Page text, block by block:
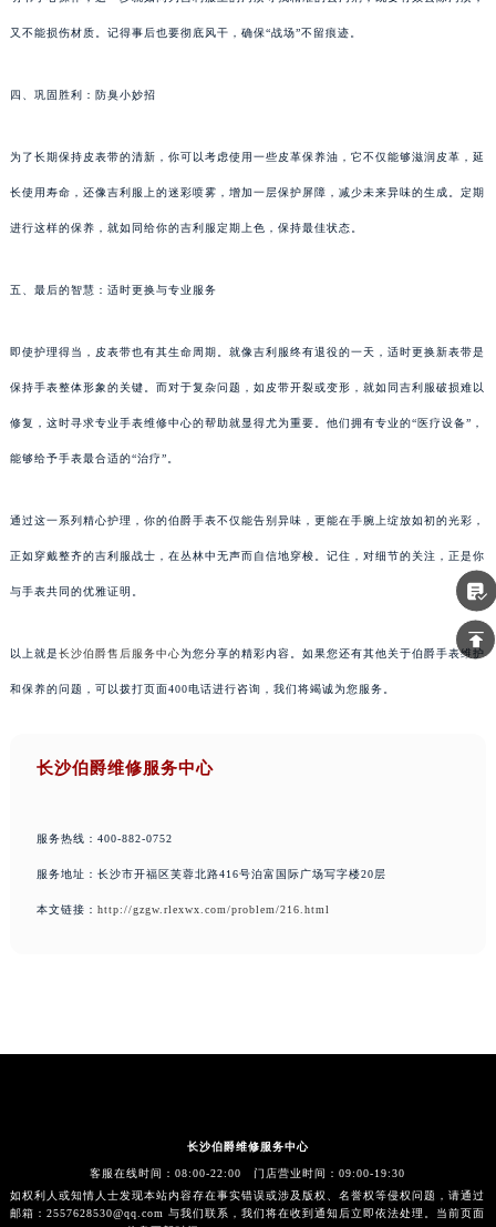
又不能损伤材质。记得事后也要彻底风干，确保“战场”不留痕迹。
四、巩固胜利：防臭小妙招
为了长期保持皮表带的清新，你可以考虑使用一些皮革保养油，它不仅能够滋润皮革，延
长使用寿命，还像吉利服上的迷彩喷雾，增加一层保护屏障，减少未来异味的生成。定期
进行这样的保养，就如同给你的吉利服定期上色，保持最佳状态。
五、最后的智慧：适时更换与专业服务
即使护理得当，皮表带也有其生命周期。就像吉利服终有退役的一天，适时更换新表带是
保持手表整体形象的关键。而对于复杂问题，如皮带开裂或变形，就如同吉利服破损难以
修复，这时寻求专业手表维修中心的帮助就显得尤为重要。他们拥有专业的“医疗设备”，
能够给予手表最合适的“治疗”。
通过这一系列精心护理，你的伯爵手表不仅能告别异味，更能在手腕上绽放如初的光彩，
正如穿戴整齐的吉利服战士，在丛林中无声而自信地穿梭。记住，对细节的关注，正是你
与手表共同的优雅证明。
以上就是长沙伯爵售后服务中心为您分享的精彩内容。如果您还有其他关于伯爵手表维护
和保养的问题，可以拨打页面400电话进行咨询，我们将竭诚为您服务。
长沙伯爵维修服务中心
服务热线：400-882-0752
服务地址：长沙市开福区芙蓉北路416号泊富国际广场写字楼20层
本文链接： http://gzgw.rlexwx.com/problem/216.html
长沙伯爵维修服务中心
客服在线时间：08:00-22:00 门店营业时间：09:00-19:30
如权利人或知情人士发现本站内容存在事实错误或涉及版权、名誉权等侵权问题，请通过
邮箱：2557628530@qq.com 与我们联系，我们将在收到通知后立即依法处理。当前页面